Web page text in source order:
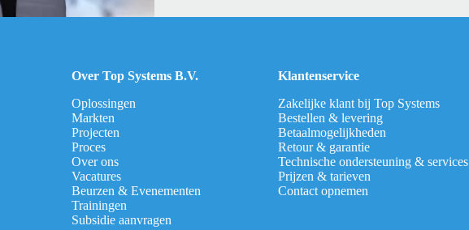
Over Top Systems B.V.
Oplossingen
Markten
Projecten
Proces
Over ons
Vacatures
Beurzen & Evenementen
Trainingen
Subsidie aanvragen
Klantenservice
Zakelijke klant bij Top Systems
Bestellen & levering
Betaalmogelijkheden
Retour & garantie
Technische ondersteuning & services
Prijzen & tarieven
Contact opnemen